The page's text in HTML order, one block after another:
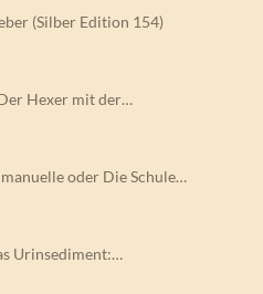
(Silber Edition 154)
Hexer mit der…
oder Die Schule…
Urinsediment:…